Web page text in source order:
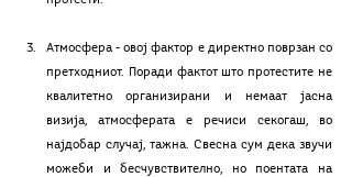
Атмосфера - овој фактор е директно поврзан со
претходниот. Поради фактот што протестите не
квалитетно организирани и немаат јасна
визија, атмосферата е речиси секогаш, во
најдобар случај, тажна. Свесна сум дека звучи
можеби и бесчувствително, но поентата на